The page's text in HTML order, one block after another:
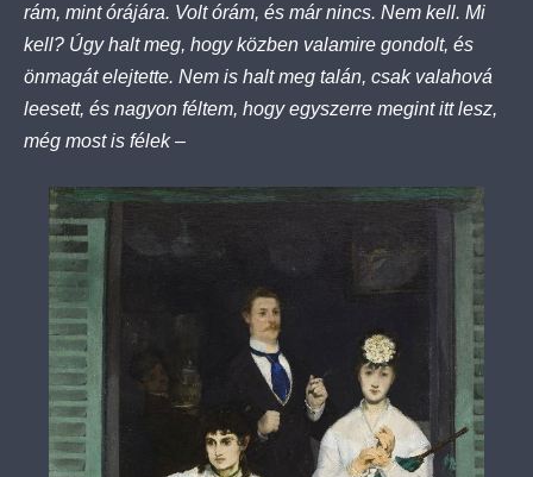
rám, mint órájára. Volt órám, és már nincs. Nem kell. Mi
kell? Úgy halt meg, hogy közben valamire gondolt, és
önmagát elejtette. Nem is halt meg talán, csak valahová
leesett, és nagyon féltem, hogy egyszerre megint itt lesz,
még most is félek –